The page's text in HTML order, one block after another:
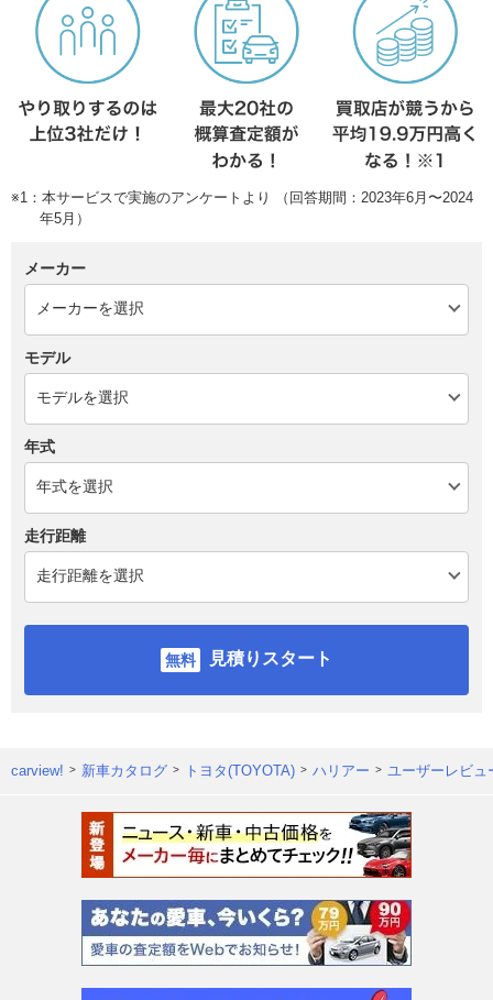
※1：本サービスで実施のアンケートより （回答期間：2023年6月〜2024
年5月）
メーカー
モデル
年式
走行距離
見積りスタート
carview! 新車カタログ トヨタ(TOYOTA) ハリアー ユーザーレビュ